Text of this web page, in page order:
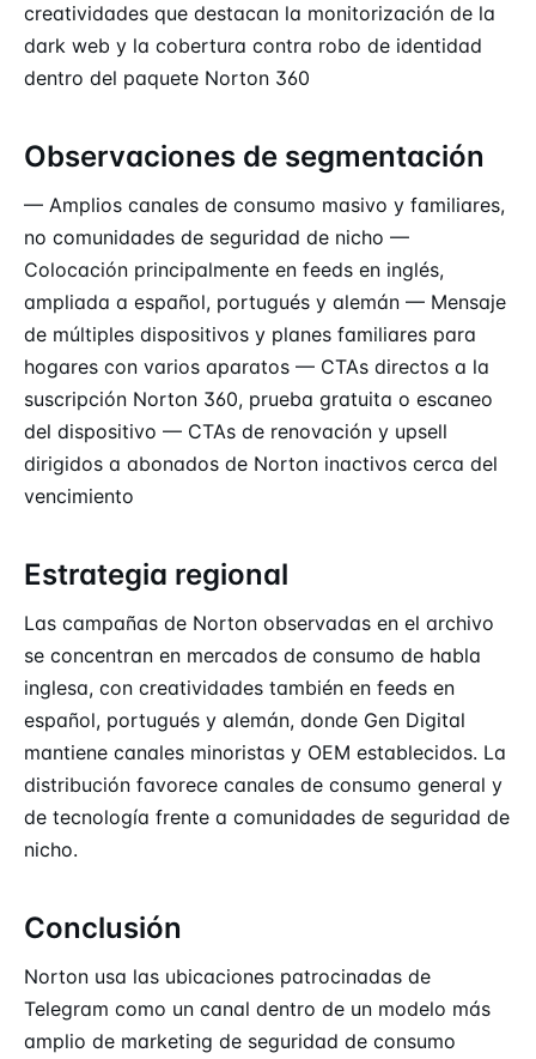
creatividades que destacan la monitorización de la
dark web y la cobertura contra robo de identidad
dentro del paquete Norton 360
Observaciones de segmentación
— Amplios canales de consumo masivo y familiares,
no comunidades de seguridad de nicho —
Colocación principalmente en feeds en inglés,
ampliada a español, portugués y alemán — Mensaje
de múltiples dispositivos y planes familiares para
hogares con varios aparatos — CTAs directos a la
suscripción Norton 360, prueba gratuita o escaneo
del dispositivo — CTAs de renovación y upsell
dirigidos a abonados de Norton inactivos cerca del
vencimiento
Estrategia regional
Las campañas de Norton observadas en el archivo
se concentran en mercados de consumo de habla
inglesa, con creatividades también en feeds en
español, portugués y alemán, donde Gen Digital
mantiene canales minoristas y OEM establecidos. La
distribución favorece canales de consumo general y
de tecnología frente a comunidades de seguridad de
nicho.
Conclusión
Norton usa las ubicaciones patrocinadas de
Telegram como un canal dentro de un modelo más
amplio de marketing de seguridad de consumo